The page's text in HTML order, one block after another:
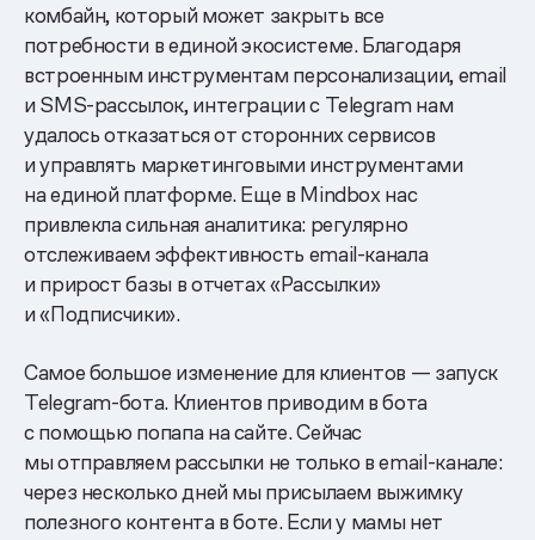
комбайн, который может закрыть все
потребности в единой экосистеме. Благодаря
встроенным инструментам персонализации, email
и SMS-рассылок, интеграции с Telegram нам
удалось отказаться от сторонних сервисов
и управлять маркетинговыми инструментами
на единой платформе. Еще в Mindbox нас
привлекла сильная аналитика: регулярно
отслеживаем эффективность email-канала
и прирост базы в отчетах «Рассылки»
и «Подписчики».
Самое большое изменение для клиентов — запуск
Telegram-бота. Клиентов приводим в бота
с помощью попапа на сайте. Сейчас
мы отправляем рассылки не только в email-канале:
через несколько дней мы присылаем выжимку
полезного контента в боте. Если у мамы нет